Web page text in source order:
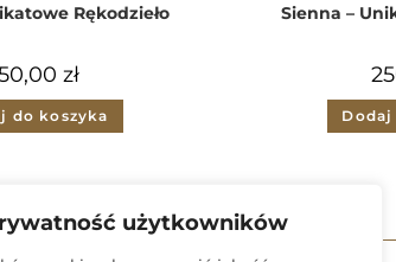
użytkowników
Rękodzieło
zł
do koszyka
Sienna –
Dodaj